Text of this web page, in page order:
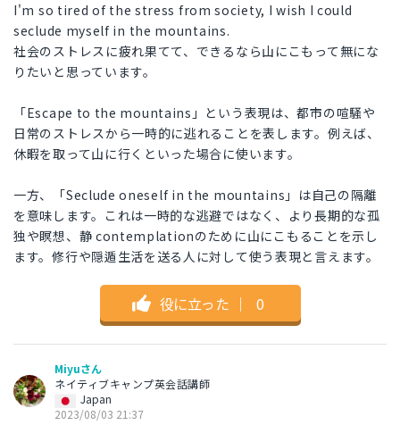
I'm so tired of the stress from society, I wish I could
seclude myself in the mountains.
社会のストレスに疲れ果てて、できるなら山にこもって無にな
りたいと思っています。
「Escape to the mountains」という表現は、都市の喧騒や
日常のストレスから一時的に逃れることを表します。例えば、
休暇を取って山に行くといった場合に使います。
一方、「Seclude oneself in the mountains」は自己の隔離
を意味します。これは一時的な逃避ではなく、より長期的な孤
独や瞑想、静 contemplationのために山にこもることを示し
ます。修行や隠遁生活を送る人に対して使う表現と言えます。
役に立った ｜ 0
Miyuさん
ネイティブキャンプ英会話講師
Japan
2023/08/03 21:37